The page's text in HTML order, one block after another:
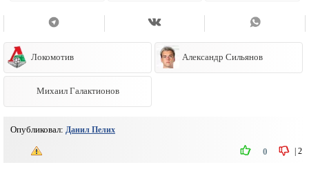
Локомотив Александр Сильянов
Михаил Галактионов
Опубликовал: Данил Пелих
| 2
0